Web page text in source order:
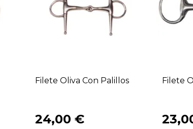
Filete Oliva Con Palillos
24,00 €
Filete